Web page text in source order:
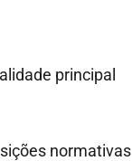
principal
normativas